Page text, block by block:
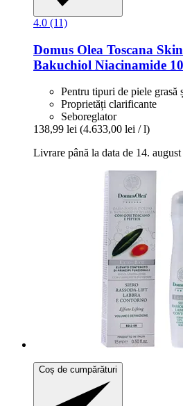
4.0 (11)
Domus Olea Toscana
Bakuchiol Niacinamide
Pentru tipuri de piele grasă
Proprietăți clarificante
Seboreglator
138,99 lei (4.633,00 lei / l)
Livrare până la data de 14. august
Coș de cumpărături